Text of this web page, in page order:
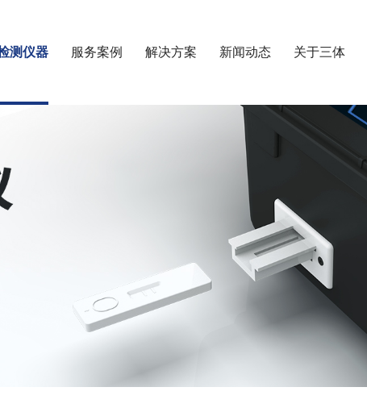
测仪器 服务案例 解决方案 新闻动态 关于三体